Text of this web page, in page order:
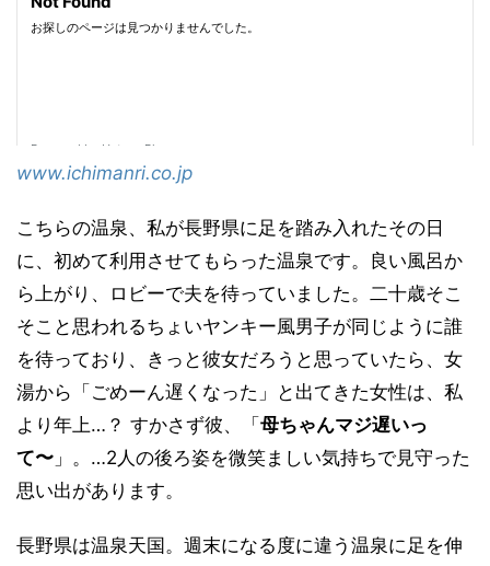
www.ichimanri.co.jp
こちらの温泉、私が長野県に足を踏み入れたその日
に、初めて利用させてもらった温泉です。良い風呂か
ら上がり、ロビーで夫を待っていました。二十歳そこ
そこと思われるちょいヤンキー風男子が同じように誰
を待っており、きっと彼女だろうと思っていたら、女
湯から「ごめーん遅くなった」と出てきた女性は、私
より年上…？ すかさず彼、「 母ちゃんマジ遅いっ
て〜 」。…2人の後ろ姿を微笑ましい気持ちで見守った
思い出があります。
長野県は温泉天国。週末になる度に違う温泉に足を伸